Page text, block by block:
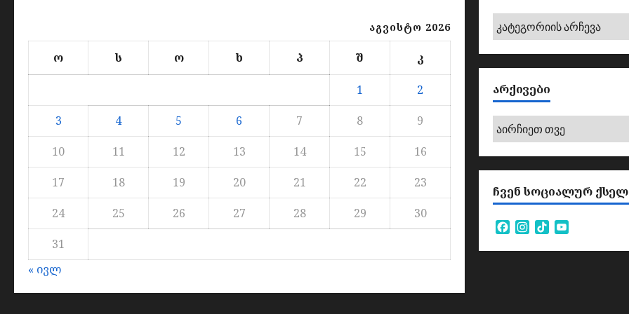
აგვისტო 2026
ო ს ო ხ პ შ კ
1
2
3
4 5 6 7 8
9
10
11 12 13 14 15
16
17
18 19 20 21 22
23
24
25 26 27 28 29
30
31
« ივლ
კატეგორიები
ᲐᲠᲥᲘᲕᲔᲑᲘ
არქივები
ᲩᲕᲔᲜ ᲡᲝᲪᲘᲐᲚᲣᲠ
Facebook
Instagram
TikTok